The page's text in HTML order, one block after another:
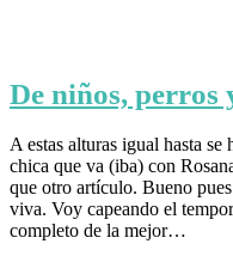
De niños, perros
A estas alturas igual hasta
chica que va (iba) con
que otro artículo. Bueno
viva. Voy capeando el
completo de la mejor…